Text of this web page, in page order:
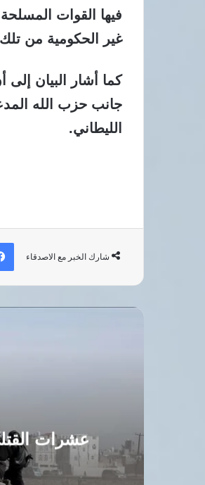
فيها القوات
غير الحكومية من
كما أشار البيان إلى
جانب حزب الله
الليطاني.
شارك الخبر مع الاصدقاء
والجرحى في هجوم
الجيش اليمني